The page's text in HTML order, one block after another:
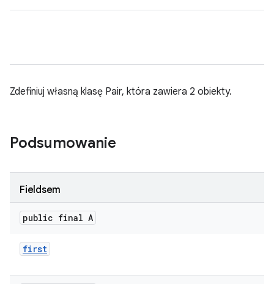
Zdefiniuj własną klasę Pair, która zawiera 2 obiekty.
Podsumowanie
Fieldsem
public final A
first